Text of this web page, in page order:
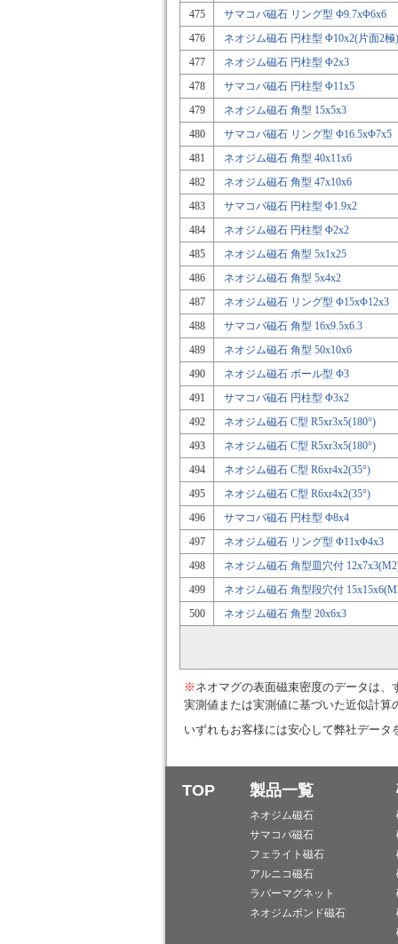
475
サマコバ磁石 リング型 Φ9.7xΦ6x6
476
ネオジム磁石 円柱型 Φ10x2(片面2極)
477
ネオジム磁石 円柱型 Φ2x3
478
サマコバ磁石 円柱型 Φ11x5
479
ネオジム磁石 角型 15x5x3
480
サマコバ磁石 リング型 Φ16.5xΦ7x5
481
ネオジム磁石 角型 40x11x6
482
ネオジム磁石 角型 47x10x6
483
サマコバ磁石 円柱型 Φ1.9x2
484
ネオジム磁石 円柱型 Φ2x2
485
ネオジム磁石 角型 5x1x25
486
ネオジム磁石 角型 5x4x2
487
ネオジム磁石 リング型 Φ15xΦ12x3
488
サマコバ磁石 角型 16x9.5x6.3
489
ネオジム磁石 角型 50x10x6
490
ネオジム磁石 ボール型 Φ3
491
サマコバ磁石 円柱型 Φ3x2
492
ネオジム磁石 C型 R5xr3x5(180°)
493
ネオジム磁石 C型 R5xr3x5(180°)
494
ネオジム磁石 C型 R6xr4x2(35°)
495
ネオジム磁石 C型 R6xr4x2(35°)
496
サマコバ磁石 円柱型 Φ8x4
497
ネオジム磁石 リング型 Φ11xΦ4x3
498
ネオジム磁石 角型皿穴付
499
ネオジム磁石 角型段穴付
500
ネオジム磁石 角型 20x6x3
※ ネオマグの表面磁束密度のデータは
実測値または実測値に基づいた近似計算
いずれもお客様には安心して弊社デー
TOP 製品一覧
ネオジム磁石
サマコバ磁石
フェライト磁石
アルニコ磁石
ラバーマグネット
ネオジムボンド磁石